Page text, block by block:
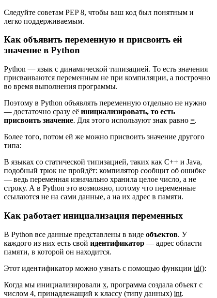
Следуйте советам PEP 8, чтобы ваш код был понятным и
легко поддерживаемым.
Как объявить переменную и присвоить ей
значение в Python
Python — язык с динамической типизацией. То есть значения
присваиваются переменным не при компиляции, а построчно
во время выполнения программы.
Поэтому в Python объявлять переменную отдельно не нужно
— достаточно сразу её инициализировать, то есть
присвоить значение. Для этого используют знак равно =.
Более того, потом ей же можно присвоить значение другого
типа:
В языках со статической типизацией, таких как C++ и Java,
подобный трюк не пройдёт: компилятор сообщит об ошибке
— ведь переменная изначально хранила целое число, а не
строку. А в Python это возможно, потому что переменные
ссылаются не на сами данные, а на их адрес в памяти.
Как работает инициализация переменных
В Python все данные представлены в виде объектов. У
каждого из них есть свой идентификатор — адрес области
памяти, в которой он находится.
Этот идентификатор можно узнать с помощью функции id():
Когда мы инициализировали x, программа создала объект с
числом 4, принадлежащий к классу (типу данных) int.